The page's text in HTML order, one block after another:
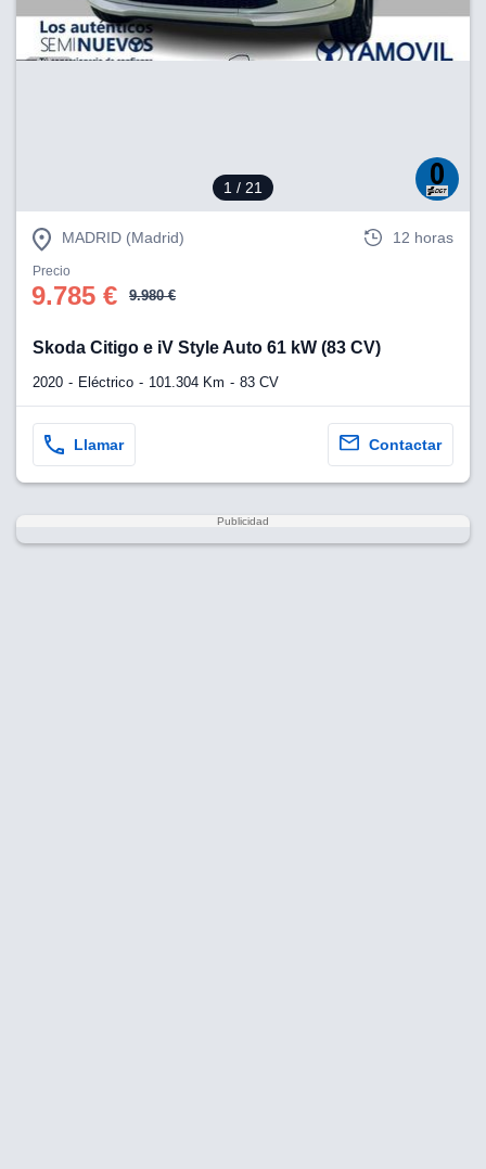
1 / 21
MADRID (Madrid) 12 horas
Precio
9.785 € 9.980 €
Skoda Citigo e iV Style Auto 61 kW (83 CV)
2020 Eléctrico 101.304 Km 83 CV
Llamar Contactar